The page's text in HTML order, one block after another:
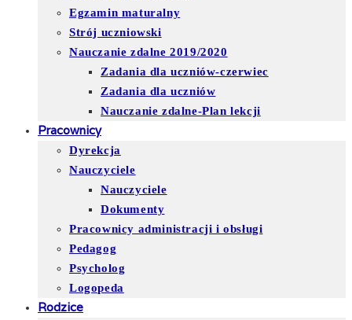
Egzamin maturalny
Strój uczniowski
Nauczanie zdalne 2019/2020
Zadania dla uczniów-czerwiec
Zadania dla uczniów
Nauczanie zdalne-Plan lekcji
Pracownicy
Dyrekcja
Nauczyciele
Nauczyciele
Dokumenty
Pracownicy administracji i obsługi
Pedagog
Psycholog
Logopeda
Rodzice